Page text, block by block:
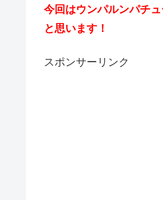
今回はウンパルンパチ
と思います！
スポンサーリンク